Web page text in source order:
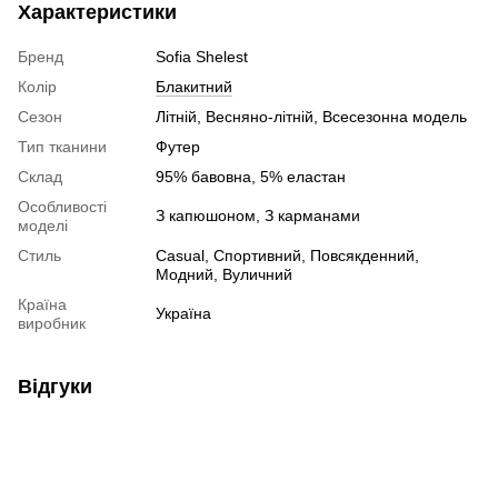
Характеристики
Бренд
Sofia Shelest
Колір
Блакитний
Сезон
Літній, Весняно-літній, Всесезонна модель
Тип тканини
Футер
Склад
95% бавовна, 5% еластан
Особливості
моделі
З капюшоном, З карманами
Стиль
Сasual, Спортивний, Повсякденний,
Модний, Вуличний
Країна
виробник
Україна
Відгуки